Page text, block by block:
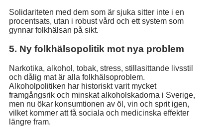
Solidariteten med dem som är sjuka sitter inte i en
procentsats, utan i robust vård och ett system som
gynnar folkhälsan på sikt.
5. Ny folkhälsopolitik mot nya problem
Narkotika, alkohol, tobak, stress, stillasittande livsstil
och dålig mat är alla folkhälsoproblem.
Alkoholpolitiken har historiskt varit mycket
framgångsrik och minskat alkoholskadorna i Sverige,
men nu ökar konsumtionen av öl, vin och sprit igen,
vilket kommer att få sociala och medicinska effekter
längre fram.